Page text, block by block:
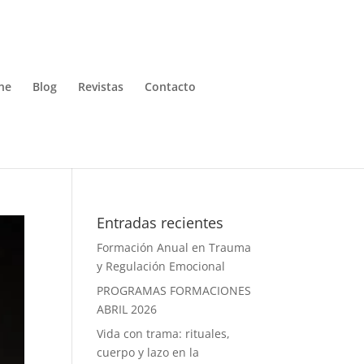
Blog Revistas Contacto
Entradas recientes
Formación Anual en Trauma
y Regulación Emocional
PROGRAMAS FORMACIONES
ABRIL 2026
Vida con trama: rituales,
cuerpo y lazo en la